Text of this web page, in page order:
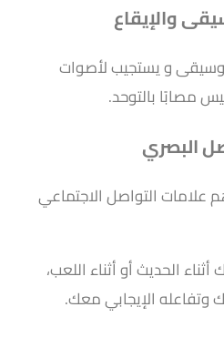
والإيقاع
و يستجيب لأصوات
مصابًا بالتوحد.
البصري
علامات التواصل الاجتماعي
الحديث أو أثناء اللعب،
الإيجابي معك.